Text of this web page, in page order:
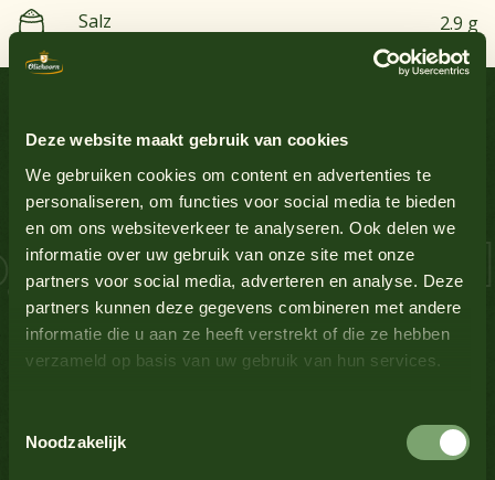
Deze website maakt gebruik van cookies
We gebruiken cookies om content en advertenties te
personaliseren, om functies voor social media te bieden
en om ons websiteverkeer te analyseren. Ook delen we
informatie over uw gebruik van onze site met onze
partners voor social media, adverteren en analyse. Deze
partners kunnen deze gegevens combineren met andere
informatie die u aan ze heeft verstrekt of die ze hebben
verzameld op basis van uw gebruik van hun services.
Noodzakelijk
Salz 2.9 g
Leckere Rezepte
Soßen-Inspiration
Lachs Schnitzel
Erdnüsse Nein
Glutenhaltiges Getreide
Lupine Nein
Milch Nein
Senf
Nüsse Nein
Alle Produkte anzeigen